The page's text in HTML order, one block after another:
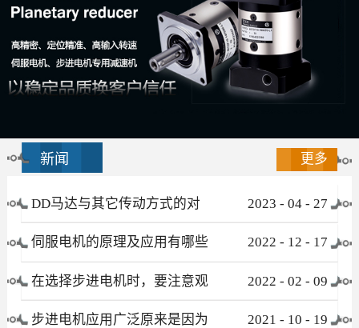
新闻 更多
DD马达与其它传动方式的对
比
2023 - 04 - 27
伺服电机的原理及应用有哪些 2022 - 12 - 17
在选择步进电机时，要注意观
察这些要素
2022 - 02 - 09
步进电机应用广泛原来是因为 2021 - 10 - 19